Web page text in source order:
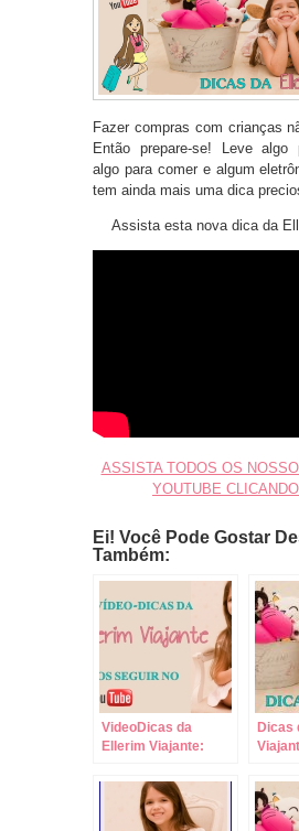
Fazer compras com crianças
Então prepare-se! Leve algo
algo para comer e algum
tem ainda mais uma dica
Assista esta nova dica da
ASSISTA TODOS OS
YOUTUBE
Ei! Você Pode Gostar
Também:
VideoDicas da
Ellerim Viajante:
Bebida e Brinquedos
para Viagens de
Carro!
Dicas
de